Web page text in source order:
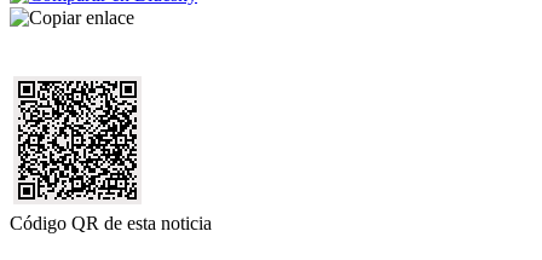
Código QR de esta noticia